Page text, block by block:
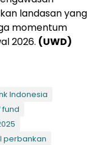
landasan yang
momentum
2026. (UWD)
Indonesia
fund
perbankan